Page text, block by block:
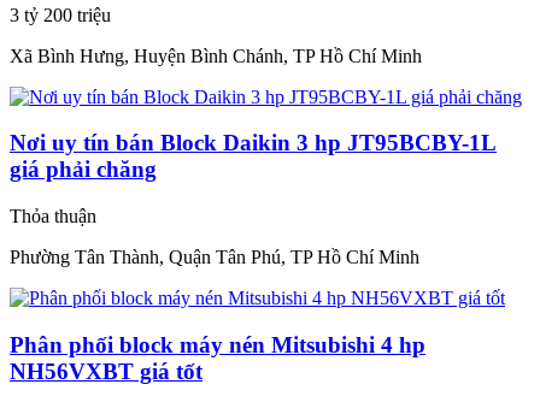
3 tỷ 200 triệu
Xã Bình Hưng, Huyện Bình Chánh, TP Hồ Chí Minh
Nơi uy tín bán Block Daikin 3 hp JT95BCBY-1L
giá phải chăng
Thỏa thuận
Phường Tân Thành, Quận Tân Phú, TP Hồ Chí Minh
Phân phối block máy nén Mitsubishi 4 hp
NH56VXBT giá tốt